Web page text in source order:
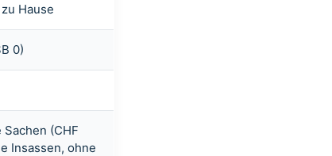
Hause
0)
(CHF
Insassen, ohne